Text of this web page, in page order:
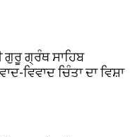
ਗੁਰੂ ਗ੍ਰੰਥ ਸਾਹਿਬ
ਵਿਵਾਦ ਚਿੰਤਾ ਦਾ ਵਿਸ਼ਾ